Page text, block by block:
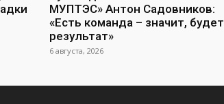
МУПТЭС» Антон Садовников:
«Есть команда – значит, будет
результат»
6 августа, 2026